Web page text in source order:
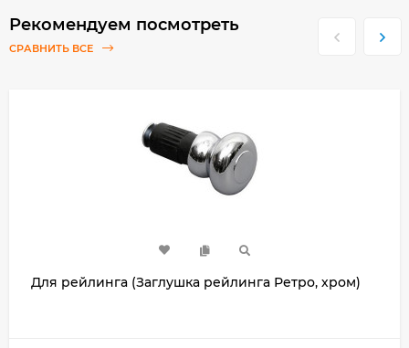
Рекомендуем посмотреть
СРАВНИТЬ ВСЕ
Для рейлинга (Заглушка рейлинга Ретро, хром)